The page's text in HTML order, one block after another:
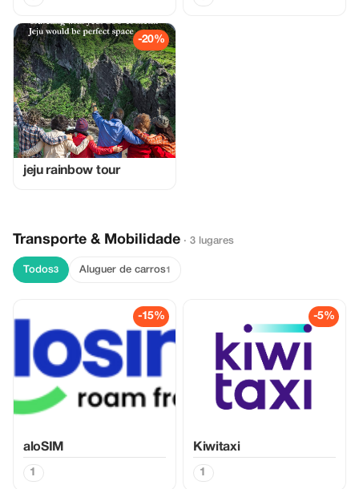
-20%
jeju rainbow tour
Transporte & Mobilidade · 3 lugares
Todos3 Aluguer de carros1
-15%
aloSIM
1
-5%
Kiwitaxi
1